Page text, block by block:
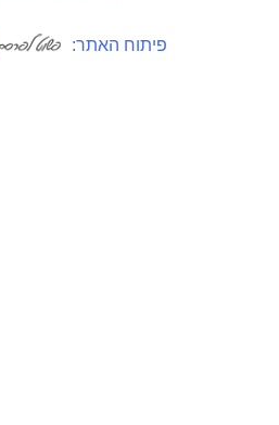
פיתוח האתר: